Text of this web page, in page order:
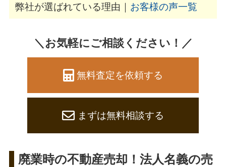
弊社が選ばれている理由｜ お客様の声一覧
＼お気軽にご相談ください！／
無料査定を依頼する
まずは無料相談する
廃業時の不動産売却！法人名義の売